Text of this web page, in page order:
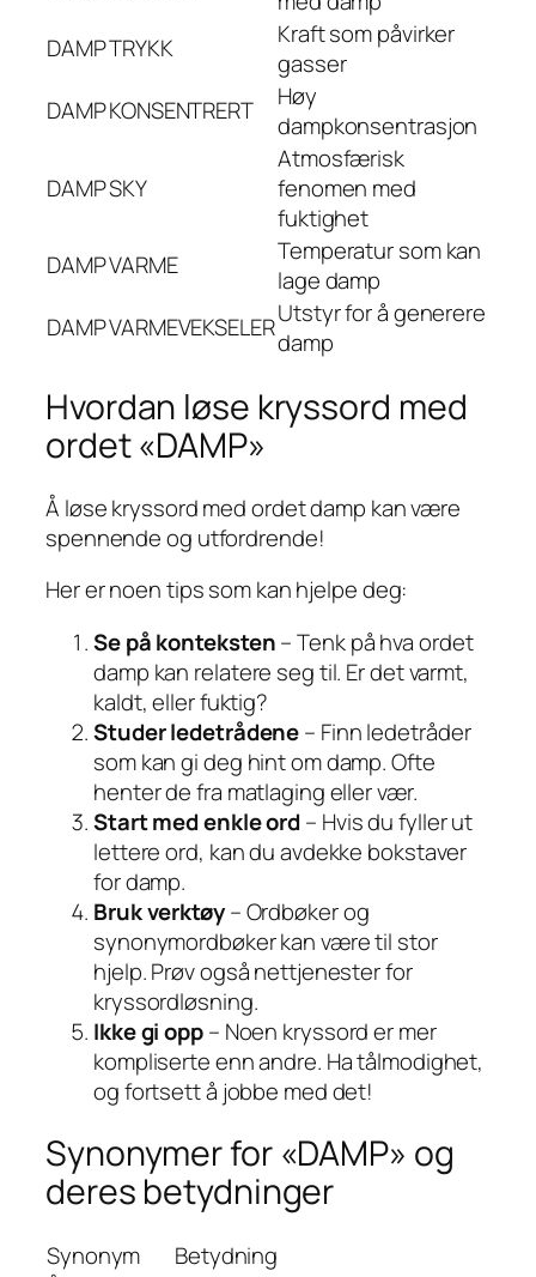
DAMPTRYKK
Kraft som påvirker
gasser
DAMPKONSENTRERT
Høy
dampkonsentrasjon
DAMPSKY
Atmosfærisk
fenomen med
fuktighet
DAMPVARME
Temperatur som kan
lage damp
DAMPVARMEVEKSELERUtstyr for å generere
damp
Hvordan løse kryssord med
ordet «DAMP»
Å løse kryssord med ordet damp kan være
spennende og utfordrende!
Her er noen tips som kan hjelpe deg:
Se på konteksten– Tenk på hva ordet
damp kan relatere seg til. Er det varmt,
kaldt, eller fuktig?
Studer ledetrådene– Finn ledetråder
som kan gi deg hint om damp. Ofte
henter de fra matlaging eller vær.
Start med enkle ord– Hvis du fyller ut
lettere ord, kan du avdekke bokstaver
for damp.
Bruk verktøy– Ordbøker og
synonymordbøker kan være til stor
hjelp. Prøv også nettjenester for
kryssordløsning.
Ikke gi opp– Noen kryssord er mer
kompliserte enn andre. Ha tålmodighet,
og fortsett å jobbe med det!
Synonymer for «DAMP» og
deres betydninger
Synonym
Betydning